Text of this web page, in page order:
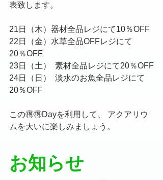
表致します。
21日（木）器材全品レジにて10％OFF
22日（金）水草全品OFFレジにて
20％OFF
23日（土）  素材全品レジにて20％OFF
24日（日）  淡水のお魚全品レジにて
20％OFF
この🉐🉐Dayを利用して、 アクアリウ
ムを大いに楽しみましょう。
お知らせ